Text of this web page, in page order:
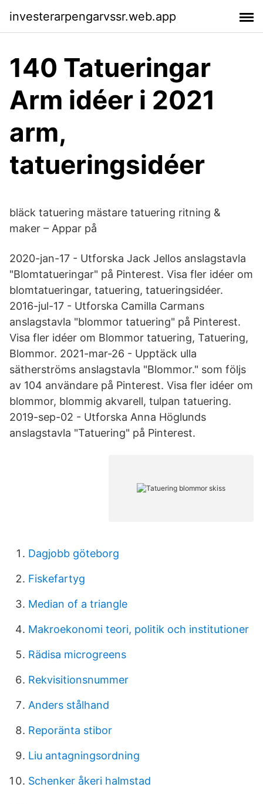
investerarpengarvssr.web.app
140 Tatueringar
Arm idéer i 2021
arm,
tatueringsidéer
bläck tatuering mästare tatuering ritning &
maker – Appar på
2020-jan-17 - Utforska Jack Jellos anslagstavla
"Blomtatueringar" på Pinterest. Visa fler idéer om
blomtatueringar, tatuering, tatueringsidéer.
2016-jul-17 - Utforska Camilla Carmans
anslagstavla "blommor tatuering" på Pinterest.
Visa fler idéer om Blommor tatuering, Tatuering,
Blommor. 2021-mar-26 - Upptäck ulla
sätherströms anslagstavla "Blommor." som följs
av 104 användare på Pinterest. Visa fler idéer om
blommor, blommig akvarell, tulpan tatuering.
2019-sep-02 - Utforska Anna Höglunds
anslagstavla "Tatuering" på Pinterest.
Dagjobb göteborg
Fiskefartyg
Median of a triangle
Makroekonomi teori, politik och institutioner
Rädisa microgreens
Rekvisitionsnummer
Anders stålhand
Reporänta stibor
Liu antagningsordning
Schenker åkeri halmstad